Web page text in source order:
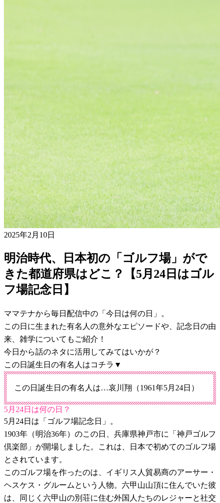
2025年2月10日
明治時代、日本初の「ゴルフ場」がで
きた都道府県はどこ？【5月24日はゴル
フ場記念日】
ママテナから毎日配信中の「今日は何の日」。
この日に生まれた有名人の意外なエピソードや、記念日の由
来、雑学についてもご紹介！
今日から話のネタに活用してみてはいかが？
この日誕生日の有名人はコチラ▼
この日誕生日の有名人は…哀川翔（1961年5月24日）
5月24日は何の日？
5月24日は「ゴルフ場記念日」。
1903年（明治36年）のこの日、兵庫県神戸市に「神戸ゴルフ
倶楽部」が開場しました。これは、日本で初めてのゴルフ場
とされています。
このゴルフ場を作ったのは、イギリス人貿易商のアーサー・
ヘスケス・グルームという人物。六甲山山頂に住んでいた彼
は、同じく六甲山の別荘に住む外国人たちのレジャーと社交